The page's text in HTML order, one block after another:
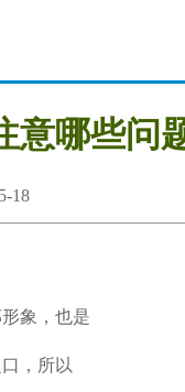
意哪些问
18
象，也是
，所以